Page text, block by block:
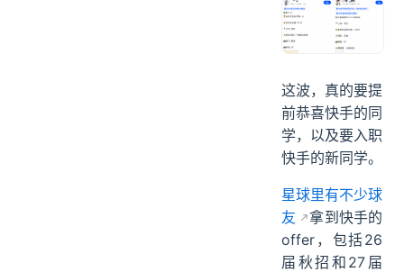
这波，真的要提
前恭喜快手的同
学，以及要入职
快手的新同学。
星球里有不少球
友
拿到快手的
offer，包括26
届秋招和27届